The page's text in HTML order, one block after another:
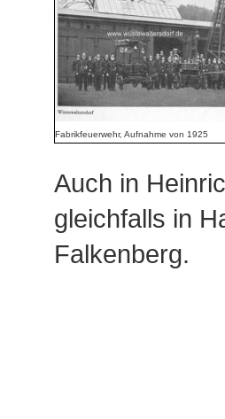
Fabrikfeuerwehr, Aufnahme von 1925
Auch in
gleichfalls in
Falkenberg.